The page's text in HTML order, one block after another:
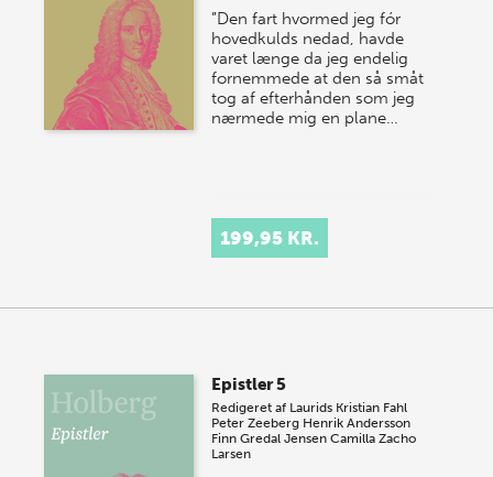
”Den fart hvormed jeg fór
hovedkulds nedad, havde
varet længe da jeg endelig
fornemmede at den så småt
tog af efterhånden som jeg
nærmede mig en plane…
199,95 KR.
Epistler 5
Redigeret af Laurids Kristian Fahl
Peter Zeeberg Henrik Andersson
Finn Gredal Jensen Camilla Zacho
Larsen